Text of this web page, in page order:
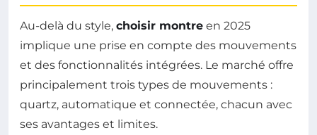
Au-delà du style, choisir montre en 2025
implique une prise en compte des mouvements
et des fonctionnalités intégrées. Le marché offre
principalement trois types de mouvements :
quartz, automatique et connectée, chacun avec
ses avantages et limites.